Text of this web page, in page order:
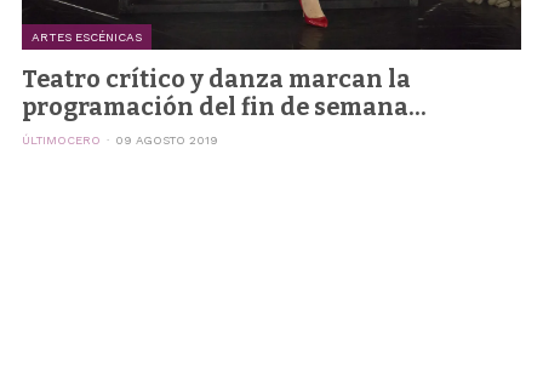
ARTES ESCÉNICAS
Teatro crítico y danza marcan la
programación del fin de semana...
ÚLTIMOCERO 09 AGOSTO 2019